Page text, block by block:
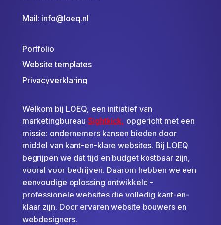
Mail: info@loeq.nl
Portfolio
Website templates
Privacyverklaring
Welkom bij LOEQ, een initiatief van
marketingbureau Sightkick, opgericht met een
missie: ondernemers kansen bieden door
middel van kant-en-klare websites. Bij LOEQ
begrijpen we dat tijd en budget kostbaar zijn,
vooral voor bedrijven. Daarom hebben we een
eenvoudige oplossing ontwikkeld -
professionele websites die volledig kant-en-
klaar zijn. Door ervaren website bouwers en
webdesigners.